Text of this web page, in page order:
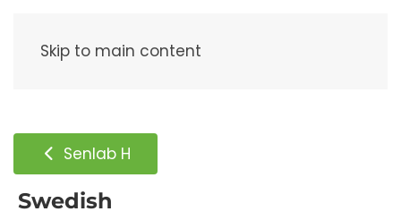
Skip to main content
Senlab H
Swedish